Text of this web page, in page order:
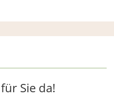
Sie da!